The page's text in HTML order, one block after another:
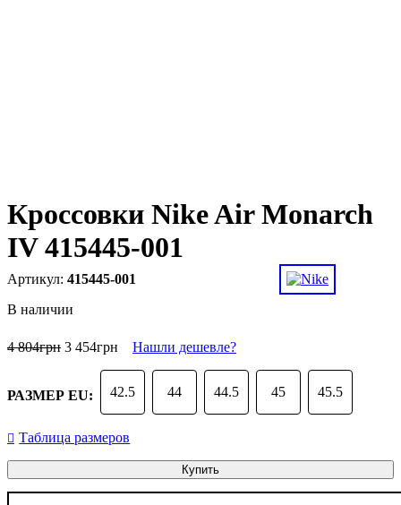
Кроссовки Nike Air Monarch
IV 415445-001
415445-001
В наличии
4 804грн 3 454грн Нашли дешевле?
РАЗМЕР EU: 42.5 44 44.5 45 45.5
Таблица размеров
Купить